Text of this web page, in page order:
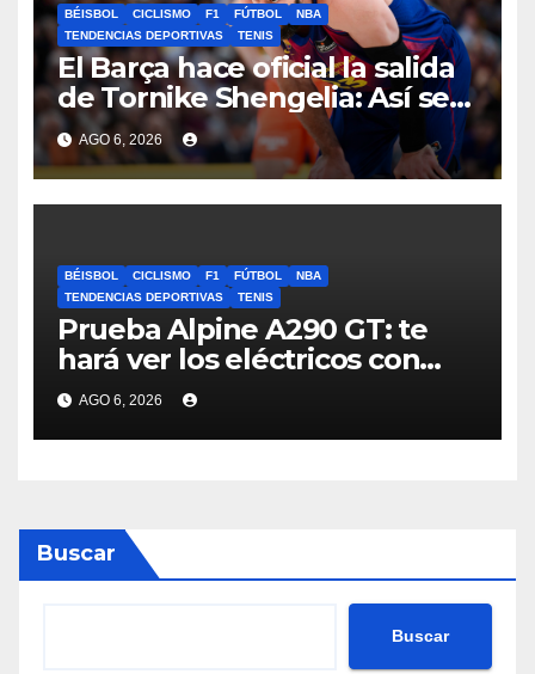
BÉISBOL CICLISMO F1 FÚTBOL
NBA
TENDENCIAS DEPORTIVAS
TENIS
El Barça hace oficial la salida
de Tornike Shengelia: Así se
ha anunciado
AGO 6, 2026
BÉISBOL CICLISMO F1 FÚTBOL
NBA
TENDENCIAS DEPORTIVAS
TENIS
Prueba Alpine A290 GT: te
hará ver los eléctricos con
otros ojos
AGO 6, 2026
Buscar
Buscar